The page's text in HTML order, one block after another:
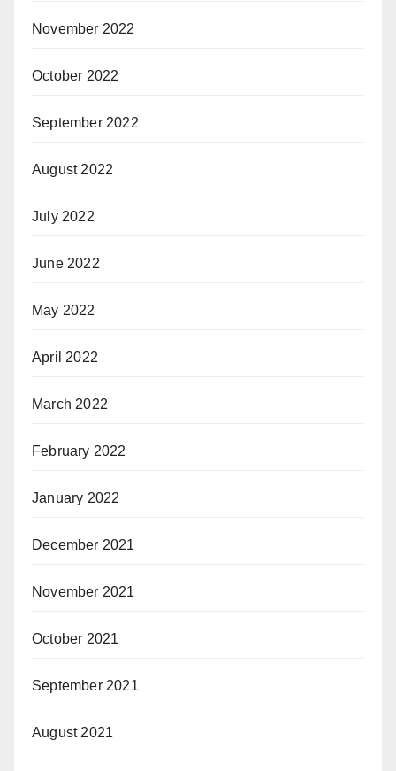
November 2022
October 2022
September 2022
August 2022
July 2022
June 2022
May 2022
April 2022
March 2022
February 2022
January 2022
December 2021
November 2021
October 2021
September 2021
August 2021